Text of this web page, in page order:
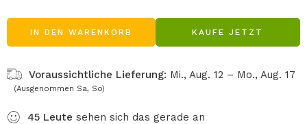
IN DEN WARENKORB KAUFE JETZT
Voraussichtliche Lieferung: Mi., Aug. 12 – Mo., Aug. 17
(Ausgenommen Sa, So)
45 Leute sehen sich das gerade an